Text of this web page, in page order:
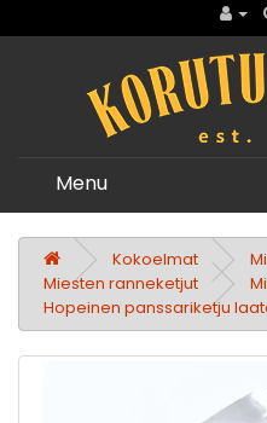
Menu
Kokoelmat
Miesten ranneketjut
Hopeinen panssariketju